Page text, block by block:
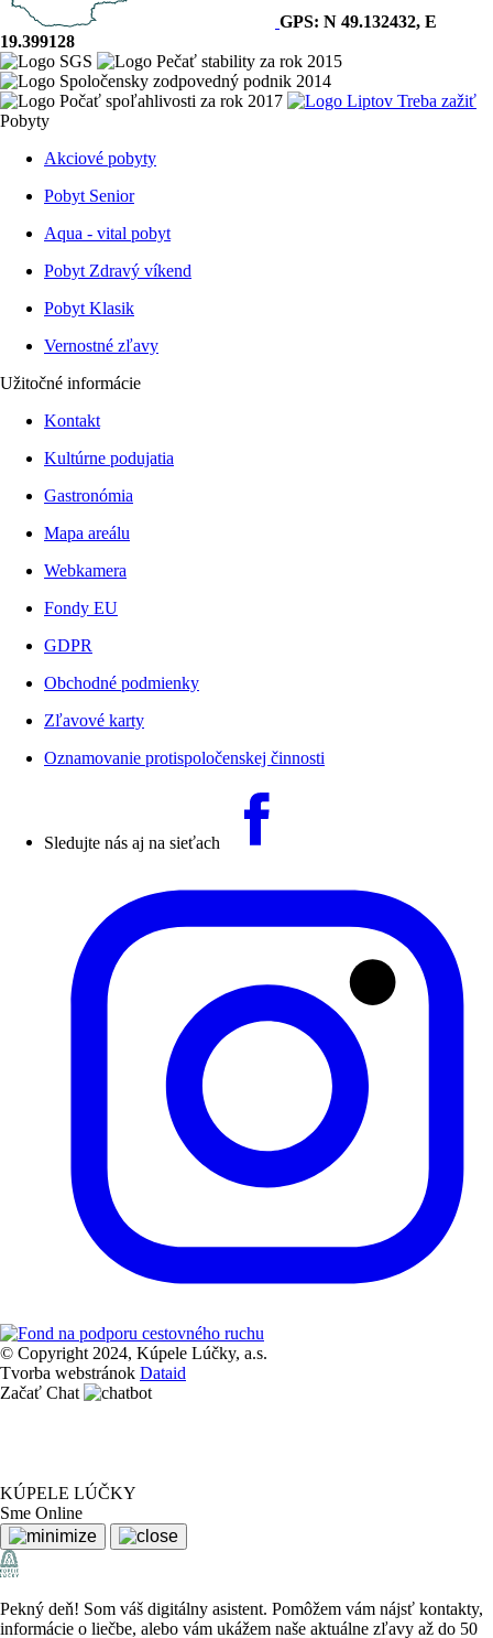
GPS: N 49.132432, E
19.399128
Pobyty
Akciové pobyty
Pobyt Senior
Aqua - vital pobyt
Pobyt Zdravý víkend
Pobyt Klasik
Vernostné zľavy
Užitočné informácie
Kontakt
Kultúrne podujatia
Gastronómia
Mapa areálu
Webkamera
Fondy EU
GDPR
Obchodné podmienky
Zľavové karty
Oznamovanie protispoločenskej činnosti
Sledujte nás aj na sieťach
© Copyright 2024, Kúpele Lúčky, a.s.
Tvorba webstránok Dataid
Začať Chat
KÚPELE LÚČKY
Sme Online
Pekný deň! Som váš digitálny asistent. Pomôžem vám nájsť kontakty,
informácie o liečbe, alebo vám ukážem naše aktuálne zľavy až do 50